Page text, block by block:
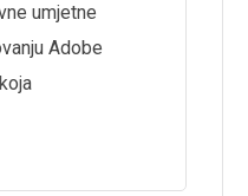
umjetne
Adobe